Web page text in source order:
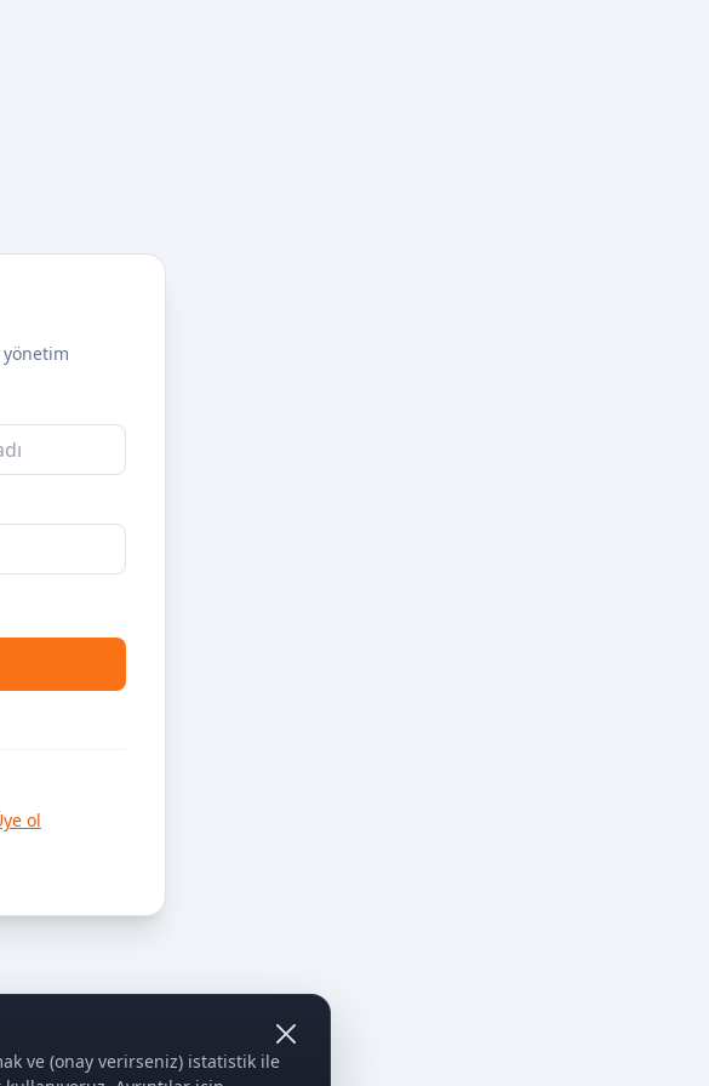
yönetim
ol
ve (onay verirseniz) istatistik ile